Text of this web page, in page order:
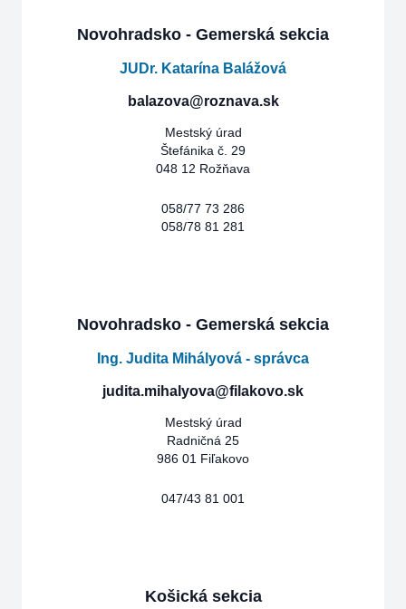
Novohradsko - Gemerská sekcia
JUDr. Katarína Balážová
balazova@roznava.sk
Mestský úrad
Štefánika č. 29
048 12 Rožňava
058/77 73 286
058/78 81 281
Novohradsko - Gemerská sekcia
Ing. Judita Mihályová - správca
judita.mihalyova@filakovo.sk
Mestský úrad
Radničná 25
986 01 Fiľakovo
047/43 81 001
Košická sekcia